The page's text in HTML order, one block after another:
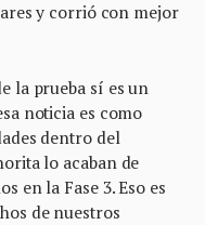
y corrió con mejor
la prueba sí es un
noticia es como
dentro del
lo acaban de
en la Fase 3. Eso es
de nuestros